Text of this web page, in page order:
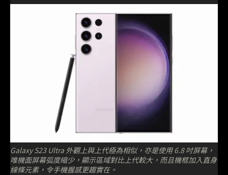
Galaxy S23 Ultra 外觀上與上代極為相似，亦是使用 6.8 吋屏幕，
唯機面屏幕弧度縮少，顯示區域對比上代較大，而且機框加入直身
線條元素，令手機握感更趨實在。